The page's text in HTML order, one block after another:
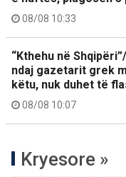
08/08 10:33
“Kthehu në
ndaj gazetarit grek
këtu, nuk duhet të
08/08 10:07
Kryesore »